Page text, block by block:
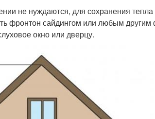
не нуждаются, для сохранения
фронтон сайдингом или любым
окно или дверцу.